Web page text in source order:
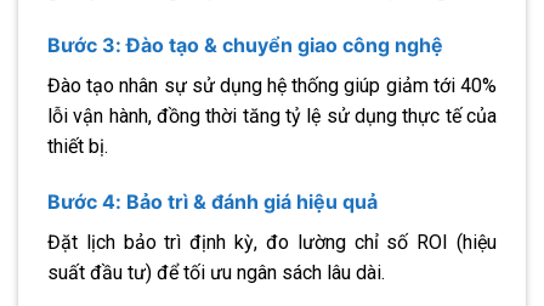
Bước 3: Đào tạo & chuyển giao công nghệ
Đào tạo nhân sự sử dụng hệ thống giúp giảm tới 40%
lỗi vận hành, đồng thời tăng tỷ lệ sử dụng thực tế của
thiết bị.
Bước 4: Bảo trì & đánh giá hiệu quả
Đặt lịch bảo trì định kỳ, đo lường chỉ số ROI (hiệu
suất đầu tư) để tối ưu ngân sách lâu dài.